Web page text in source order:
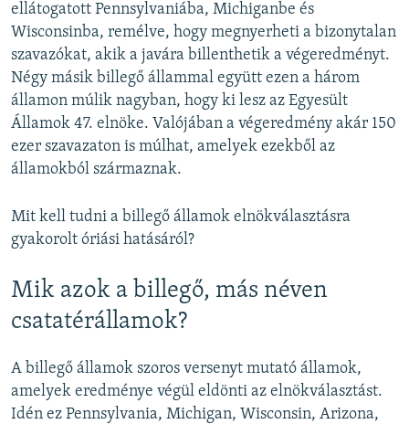
ellátogatott Pennsylvaniába, Michiganbe és
Wisconsinba, remélve, hogy megnyerheti a bizonytalan
szavazókat, akik a javára billenthetik a végeredményt.
Négy másik billegő állammal együtt ezen a három
államon múlik nagyban, hogy ki lesz az Egyesült
Államok 47. elnöke. Valójában a végeredmény akár 150
ezer szavazaton is múlhat, amelyek ezekből az
államokból származnak.
Mit kell tudni a billegő államok elnökválasztásra
gyakorolt óriási hatásáról?
Mik azok a billegő, más néven
csatatérállamok?
A billegő államok szoros versenyt mutató államok,
amelyek eredménye végül eldönti az elnökválasztást.
Idén ez Pennsylvania, Michigan, Wisconsin, Arizona,